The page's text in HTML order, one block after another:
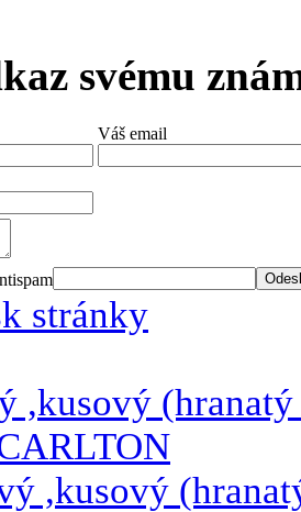
svému
Váš email
stránky
,kusový